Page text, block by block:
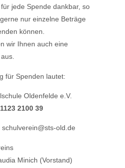
jede Spende dankbar, so
nur einzelne Beträge
können.
wir Ihnen auch eine
für Spenden lautet:
Oldenfelde e.V.
1123 2100 39
old.de
Minich (Vorstand)